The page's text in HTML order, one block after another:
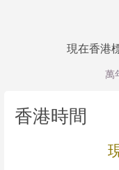
現在香港
萬
香港時間